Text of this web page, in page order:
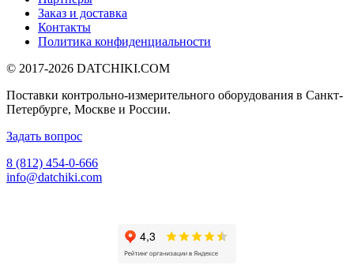
Заказ и доставка
Контакты
Политика конфиденциальности
© 2017-2026 DATCHIKI.COM
Поставки контрольно-измерительного оборудования в Санкт-
Петербурге, Москве и России.
Задать вопрос
8 (812) 454-0-666
info@datchiki.com